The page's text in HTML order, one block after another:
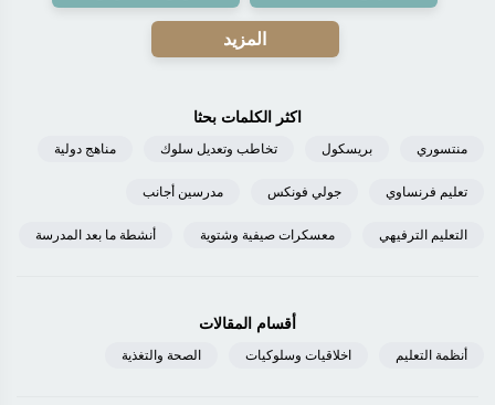
المزيد
اكثر الكلمات بحثا
منتسوري بريسكول تخاطب وتعديل سلوك مناهج دولية
تعليم فرنساوي جولي فونكس مدرسين أجانب
التعليم الترفيهي معسكرات صيفية وشتوية أنشطة ما بعد المدرسة
أقسام المقالات
أنظمة التعليم اخلاقيات وسلوكيات الصحة والتغذية